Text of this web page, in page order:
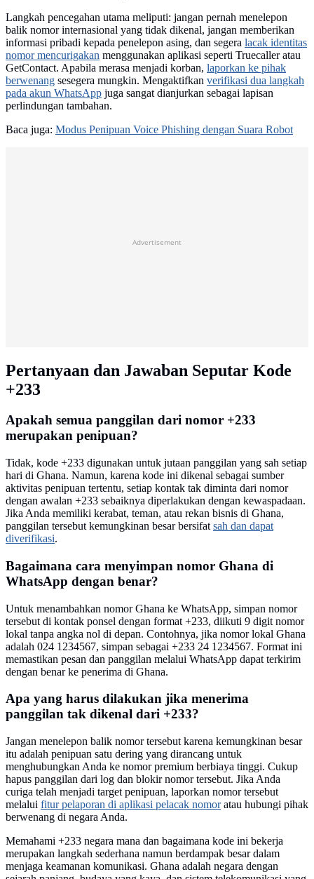
Langkah pencegahan utama meliputi: jangan pernah menelepon
balik nomor internasional yang tidak dikenal, jangan memberikan
informasi pribadi kepada penelepon asing, dan segera lacak identitas
nomor mencurigakan menggunakan aplikasi seperti Truecaller atau
GetContact. Apabila merasa menjadi korban, laporkan ke pihak
berwenang sesegera mungkin. Mengaktifkan verifikasi dua langkah
pada akun WhatsApp juga sangat dianjurkan sebagai lapisan
perlindungan tambahan.
Baca juga: Modus Penipuan Voice Phishing dengan Suara Robot
Advertisement
Pertanyaan dan Jawaban Seputar Kode
+233
Apakah semua panggilan dari nomor +233
merupakan penipuan?
Tidak, kode +233 digunakan untuk jutaan panggilan yang sah setiap
hari di Ghana. Namun, karena kode ini dikenal sebagai sumber
aktivitas penipuan tertentu, setiap kontak tak diminta dari nomor
dengan awalan +233 sebaiknya diperlakukan dengan kewaspadaan.
Jika Anda memiliki kerabat, teman, atau rekan bisnis di Ghana,
panggilan tersebut kemungkinan besar bersifat sah dan dapat
diverifikasi.
Bagaimana cara menyimpan nomor Ghana di
WhatsApp dengan benar?
Untuk menambahkan nomor Ghana ke WhatsApp, simpan nomor
tersebut di kontak ponsel dengan format +233, diikuti 9 digit nomor
lokal tanpa angka nol di depan. Contohnya, jika nomor lokal Ghana
adalah 024 1234567, simpan sebagai +233 24 1234567. Format ini
memastikan pesan dan panggilan melalui WhatsApp dapat terkirim
dengan benar ke penerima di Ghana.
Apa yang harus dilakukan jika menerima
panggilan tak dikenal dari +233?
Jangan menelepon balik nomor tersebut karena kemungkinan besar
itu adalah penipuan satu dering yang dirancang untuk
menghubungkan Anda ke nomor premium berbiaya tinggi. Cukup
hapus panggilan dari log dan blokir nomor tersebut. Jika Anda
curiga telah menjadi target penipuan, laporkan nomor tersebut
melalui fitur pelaporan di aplikasi pelacak nomoratau hubungi pihak
berwenang di negara Anda.
Memahami +233 negara mana dan bagaimana kode ini bekerja
merupakan langkah sederhana namun berdampak besar dalam
menjaga keamanan komunikasi. Ghana adalah negara dengan